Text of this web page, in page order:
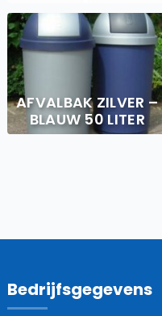
AFVALBAK ZILVER –
BLAUW 50 LITER
Bedrijfsgegevens